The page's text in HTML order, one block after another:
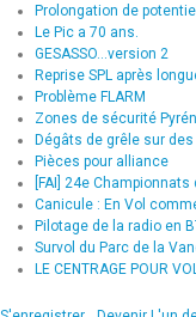
Prolongation de
Le Pic a 70 ans.
GESASSO...version 2
Reprise SPL après
Problème FLARM
Zones de sécurité
Dégâts de grêle sur
Pièces pour alliance
[FAI] 24e
Canicule : En Vol
Pilotage de la radio en
Survol du Parc de la
LE CENTRAGE POUR